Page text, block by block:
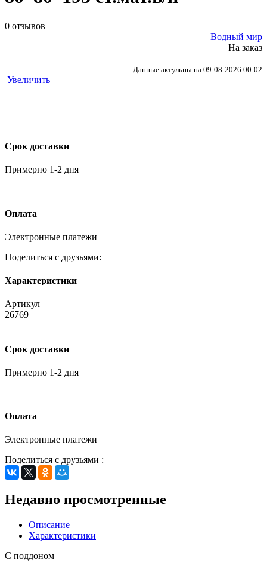
0 отзывов
Водный мир
На заказ
Данные актульны на 09-08-2026 00:02
Увеличить
Срок доставки
Примерно 1-2 дня
Оплата
Электронные платежи
Поделиться с друзьями:
Характеристики
Артикул
26769
Срок доставки
Примерно 1-2 дня
Оплата
Электронные платежи
Поделиться с друзьями :
Недавно просмотренные
Описание
Характеристики
С поддоном